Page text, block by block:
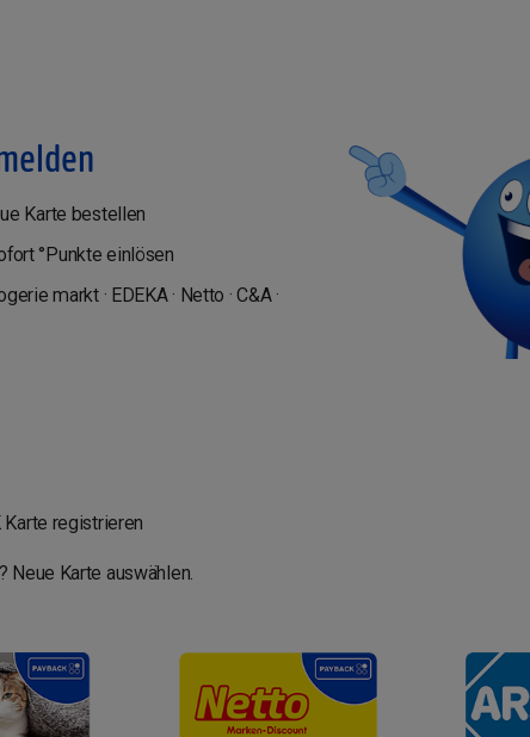
Karte bestellen
°Punkte einlösen
markt · EDEKA · Netto · C&A ·
Karte registrieren
Neue Karte auswählen.